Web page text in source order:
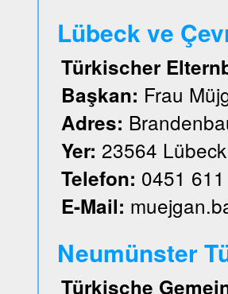
Lübeck ve
Türkischer
Başkan: Frau
Adres:
Yer: 23564 Lübeck
Telefon: 0451
E-Mail:
Neumünster
Türkische